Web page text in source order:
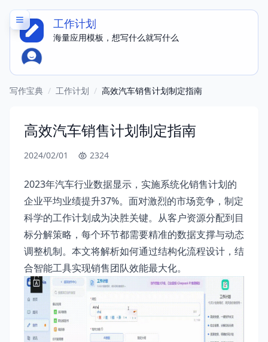
工作计划
海量应用模板，想写什么就写什么
写作宝典 / 工作计划 / 高效汽车销售计划制定指南
高效汽车销售计划制定指南
2024/02/01 2324
2023年汽车行业数据显示，实施系统化销售计划的
企业平均业绩提升37%。面对激烈的市场竞争，制定
科学的工作计划成为决胜关键。从客户资源分配到目
标分解策略，每个环节都需要精准的数据支撑与动态
调整机制。本文将解析如何通过结构化流程设计，结
合智能工具实现销售团队效能最大化。